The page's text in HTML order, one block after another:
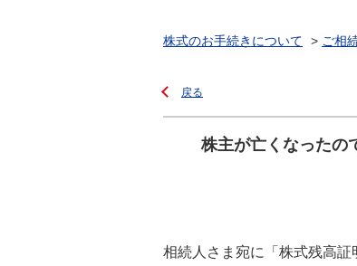
株式のお手続きについて > ご相
戻る
株主が亡くなったの
相続人さま宛に「株式残高証